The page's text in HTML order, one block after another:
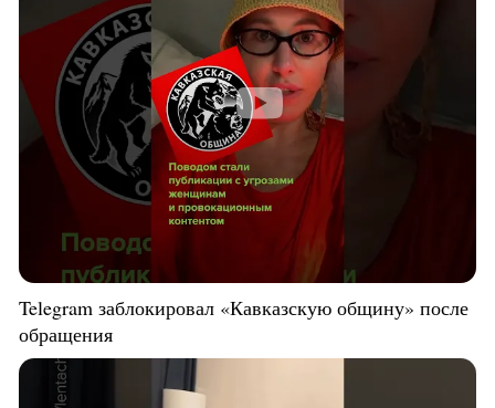
Telegram заблокировал «Кавказскую общину» после
обращения